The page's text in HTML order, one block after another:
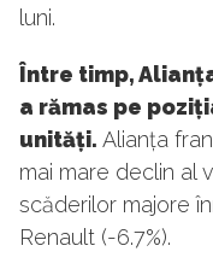
luni.
Între timp,
a rămas pe
unități. Alianța
mai mare declin al
scăderilor majore
Renault (-6.7%).